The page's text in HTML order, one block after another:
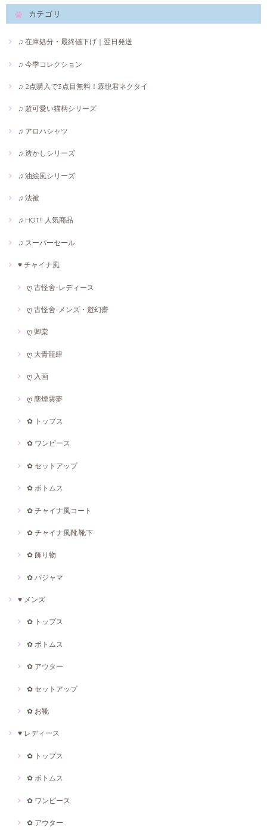
カテゴリ
♫ 在庫処分・最終値下げ｜翌日発送
♫ 今季コレクション
♫ 2点購入で3点目無料！霖悅君ネクタイ
♫ 超可愛い猫柄シリーズ
♫ アロハシャツ
♫ 透かしシリーズ
♫ 油絵風シリーズ
♫ 法被
♫ HOT!! 人気商品
♫ スーパーセール
♥ チャイナ風
ღ 古怪舍-レディース
ღ 古怪舍-メンズ・遊幻齋
ღ 卿棠
ღ 大青龍肆
ღ 入画
ღ 塵煙雲夢
✿ トップス
✿ ワンピース
✿ セットアップ
✿ ボトムス
✿ チャイナ風コート
✿ チャイナ風靴·靴下
✿ 飾り物
✿ パジャマ
♥ メンズ
✿ トップス
✿ ボトムス
✿ アウター
✿ セットアップ
✿ お靴
♥ レディース
✿ トップス
✿ ボトムス
✿ ワンピース
✿ アウター